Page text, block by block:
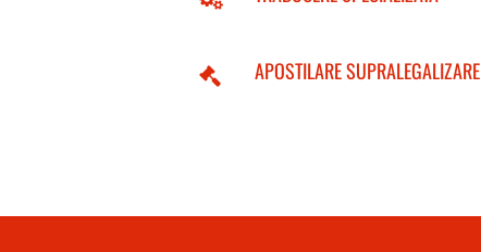
APOSTILARE SUPRALEGALIZARE